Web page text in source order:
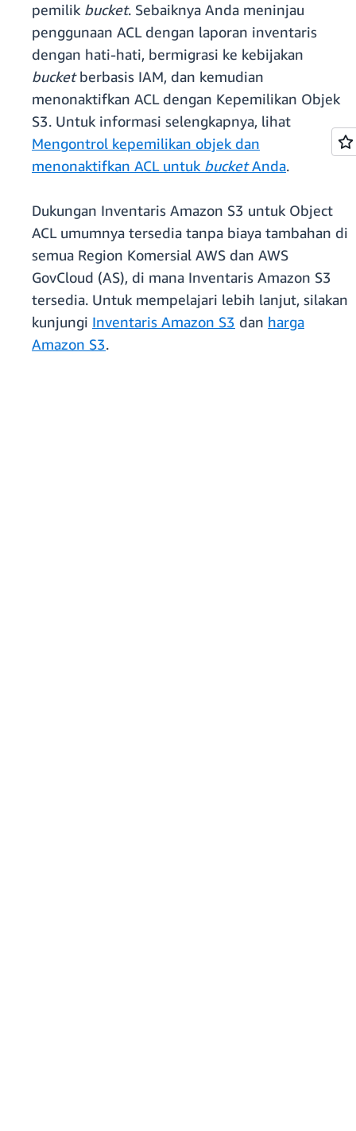
pemilik bucket. Sebaiknya Anda meninjau
penggunaan ACL dengan laporan inventaris
dengan hati-hati, bermigrasi ke kebijakan
bucketberbasis IAM, dan kemudian
menonaktifkan ACL dengan Kepemilikan Objek
S3. Untuk informasi selengkapnya, lihat
Mengontrol kepemilikan objek dan
menonaktifkan ACL untuk bucketAnda.
Dukungan Inventaris Amazon S3 untuk Object
ACL umumnya tersedia tanpa biaya tambahan di
semua Region Komersial AWS dan AWS
GovCloud (AS), di mana Inventaris Amazon S3
tersedia. Untuk mempelajari lebih lanjut, silakan
kunjungi Inventaris Amazon S3 dan harga
Amazon S3.